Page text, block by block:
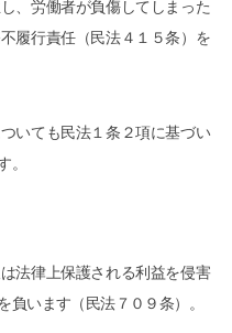
、労働者が負傷してしまった
履行責任（民法４１５条）を
いても民法１条２項に基づい
。
法律上保護される利益を侵害
負います（民法７０９条）。